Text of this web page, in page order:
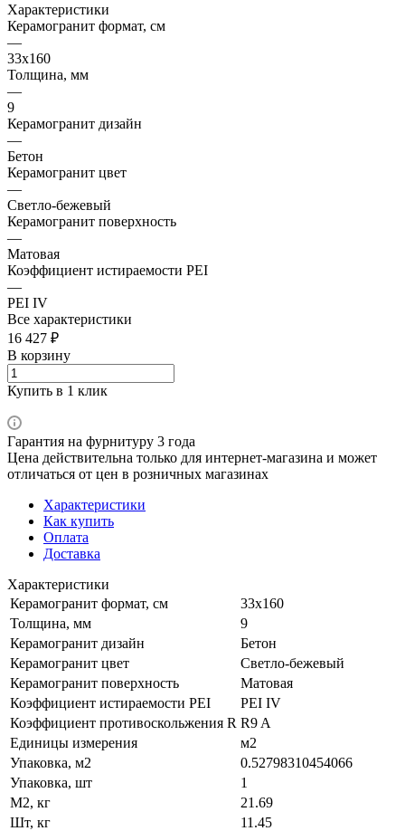
Характеристики
Керамогранит формат, см
—
33х160
Толщина, мм
—
9
Керамогранит дизайн
—
Бетон
Керамогранит цвет
—
Светло-бежевый
Керамогранит поверхность
—
Матовая
Коэффициент истираемости PEI
—
PEI IV
Все характеристики
16 427 ₽
В корзину
Купить в 1 клик
Гарантия на фурнитуру 3 года
Цена действительна только для интернет-магазина и может
отличаться от цен в розничных магазинах
Характеристики
Как купить
Оплата
Доставка
Характеристики
Керамогранит формат, см
33х160
Толщина, мм
9
Керамогранит дизайн
Бетон
Керамогранит цвет
Светло-бежевый
Керамогранит поверхность
Матовая
Коэффициент истираемости PEI
PEI IV
Коэффициент противоскольжения R R9 A
Единицы измерения
м2
Упаковка, м2
0.52798310454066
Упаковка, шт
1
М2, кг
21.69
Шт, кг
11.45